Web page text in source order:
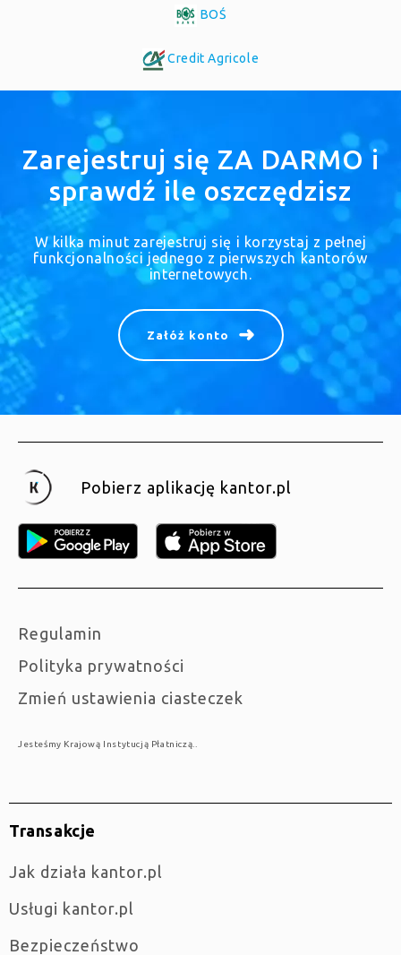
BOŚ
Credit Agricole
Zarejestruj się ZA DARMO i
sprawdź ile oszczędzisz
W kilka minut zarejestruj się i korzystaj z pełnej
funkcjonalności jednego z pierwszych kantorów
internetowych.
Załóż konto
Pobierz aplikację kantor.pl
Regulamin
Polityka prywatności
Zmień ustawienia ciasteczek
Jesteśmy Krajową Instytucją Płatniczą..
Transakcje
jak działa kantor.pl
Usługi kantor.pl
Bezpieczeństwo